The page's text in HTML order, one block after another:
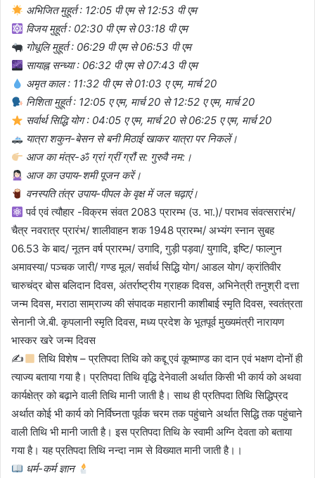
अभिजित मुहूर्त : 12:05 पी एम से 12:53 पी एम
विजय मुहूर्त : 02:30 पी एम से 03:18 पी एम
गोधूलि मुहूर्त : 06:29 पी एम से 06:53 पी एम
सायाह्न सन्ध्या : 06:32 पी एम से 07:43 पी एम
अमृत काल : 11:32 पी एम से 01:03 ए एम, मार्च 20
निशिता मुहूर्त : 12:05 ए एम, मार्च 20 से 12:52 ए एम, मार्च 20
सर्वार्थ सिद्धि योग : 04:05 ए एम, मार्च 20 से 06:25 ए एम, मार्च 20
यात्रा शकुन-बेसन से बनी मिठाई खाकर यात्रा पर निकलें।
आज का मंत्र-ॐ ग्रां ग्रीं ग्रौं स: गुरुवै नम:।
आज का उपाय-शमी पूजन करें।
वनस्पति तंत्र उपाय-पीपल के वृक्ष में जल चढ़ाएं।
पर्व एवं त्यौहार -विक्रम संवत 2083 प्रारम्भ (उ. भा.)/ पराभव संवत्सरारंभ/
चैत्र नवरात्र प्रारंभ/ शालीवाहन शक 1948 प्रारम्भ/ अभ्यंग स्नान सुबह
06.53 के बाद/ नूतन वर्ष प्रारम्भ/ उगादि, गुड़ी पड़वा/ युगादि, इष्टि/ फाल्गुन
अमावस्या/ पञ्चक जारी/ गण्ड मूल/ सर्वार्थ सिद्धि योग/ आडल योग/ क्रांतिवीर
चारुचंद्र बोस बलिदान दिवस, अंतर्राष्ट्रीय ग्राहक दिवस, अभिनेत्री तनुश्री दत्ता
जन्म दिवस, मराठा साम्राज्य की संपादक महारानी काशीबाई स्मृति दिवस, स्वतंत्रता
सेनानी जे.बी. कृपलानी स्मृति दिवस, मध्य प्रदेश के भूतपूर्व मुख्यमंत्री नारायण
भास्कर खरे जन्म दिवस
✍
तिथि विशेष – प्रतिपदा तिथि को कद्दू एवं कूष्माण्ड का दान एवं भक्षण दोनों ही
त्याज्य बताया गया है। प्रतिपदा तिथि वृद्धि देनेवाली अर्थात किसी भी कार्य को अथवा
कार्यक्षेत्र को बढ़ाने वाली तिथि मानी जाती है। साथ ही प्रतिपदा तिथि सिद्धिप्रद
अर्थात कोई भी कार्य को निर्विघ्नता पूर्वक चरम तक पहुंचाने अर्थात सिद्धि तक पहुंचाने
वाली तिथि भी मानी जाती है। इस प्रतिपदा तिथि के स्वामी अग्नि देवता को बताया
गया है। यह प्रतिपदा तिथि नन्दा नाम से विख्यात मानी जाती है।।
धर्म-कर्म ज्ञान